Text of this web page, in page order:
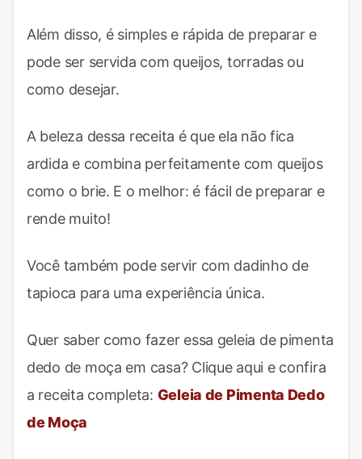
Além disso, é simples e rápida de preparar e
pode ser servida com queijos, torradas ou
como desejar.
A beleza dessa receita é que ela não fica
ardida e combina perfeitamente com queijos
como o brie. E o melhor: é fácil de preparar e
rende muito!
Você também pode servir com dadinho de
tapioca para uma experiência única.
Quer saber como fazer essa geleia de pimenta
dedo de moça em casa? Clique aqui e confira
a receita completa: Geleia de Pimenta Dedo
de Moça